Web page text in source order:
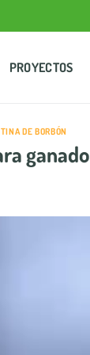
PROYECTOS
DE BORBÓN
ganado